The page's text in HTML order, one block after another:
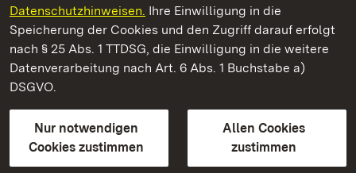
Datenschutzhinweisen. Ihre Einwilligung in die
Speicherung der Cookies und den Zugriff darauf erfolgt
nach § 25 Abs. 1 TTDSG, die Einwilligung in die weitere
Datenverarbeitung nach Art. 6 Abs. 1 Buchstabe a)
DSGVO.
Nur notwendigen
Cookies zustimmen
Allen Cookies
zustimmen
Staatliche Schlösser und Gärten Baden‑Württemberg
Staatliche Schlösser und Gärten Baden-Württemberg
Kontakt
GebärdenspracheLeichte Sprache
Erklärung zur Barrierefreiheit
BITV-konform (geprüfte Seiten)